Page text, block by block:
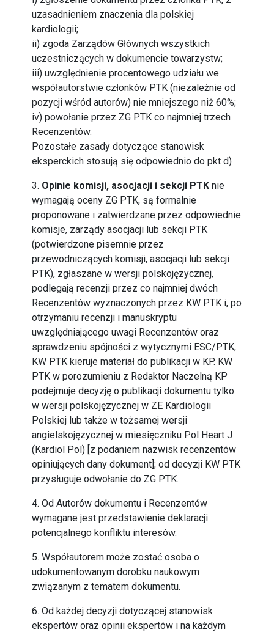
uzasadnieniem znaczenia dla polskiej
kardiologii;
ii) zgoda Zarządów Głównych wszystkich
uczestniczących w dokumencie towarzystw;
iii) uwzględnienie procentowego udziału we
współautorstwie członków PTK (niezależnie od
pozycji wśród autorów) nie mniejszego niż 60%;
iv) powołanie przez ZG PTK co najmniej trzech
Recenzentów.
Pozostałe zasady dotyczące stanowisk
eksperckich stosują się odpowiednio do pkt d)
3. Opinie komisji, asocjacji i sekcji PTK nie
wymagają oceny ZG PTK, są formalnie
proponowane i zatwierdzane przez odpowiednie
komisje, zarządy asocjacji lub sekcji PTK
(potwierdzone pisemnie przez
przewodniczących komisji, asocjacji lub sekcji
PTK), zgłaszane w wersji polskojęzycznej,
podlegają recenzji przez co najmniej dwóch
Recenzentów wyznaczonych przez KW PTK i, po
otrzymaniu recenzji i manuskryptu
uwzględniającego uwagi Recenzentów oraz
sprawdzeniu spójności z wytycznymi ESC/PTK,
KW PTK kieruje materiał do publikacji w KP. KW
PTK w porozumieniu z Redaktor Naczelną KP
podejmuje decyzję o publikacji dokumentu tylko
w wersji polskojęzycznej w ZE Kardiologii
Polskiej lub także w tożsamej wersji
angielskojęzycznej w miesięczniku Pol Heart J
(Kardiol Pol) [z podaniem nazwisk recenzentów
opiniujących dany dokument]; od decyzji KW PTK
przysługuje odwołanie do ZG PTK.
4. Od Autorów dokumentu i Recenzentów
wymagane jest przedstawienie deklaracji
potencjalnego konfliktu interesów.
5. Współautorem może zostać osoba o
udokumentowanym dorobku naukowym
związanym z tematem dokumentu.
6. Od każdej decyzji dotyczącej stanowisk
ekspertów oraz opinii ekspertów i na każdym